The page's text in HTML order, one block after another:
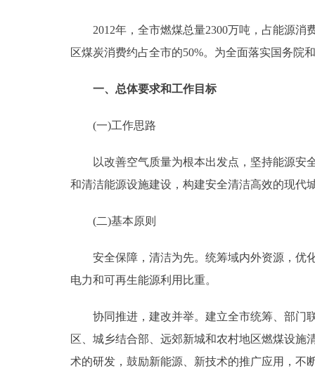
12345网上接诉即办
参与调查
走进北京
北京概况
ENGLISH
DEUTSCH
ESPAÑOL
2012年，全市燃煤总量2300万吨，占能源消费
区煤炭消费约占全市的50%。为全面落实国务院
一、总体要求和工作目标
(一)工作思路
以改善空气质量为根本出发点，坚持能源安全
和清洁能源设施建设，构建安全清洁高效的现代
(二)基本原则
安全保障，清洁为先。统筹域内外资源，优化
电力和可再生能源利用比重。
协同推进，建改并举。建立全市统筹、部门联
区、城乡结合部、远郊新城和农村地区燃煤设
术的研发，鼓励新能源、新技术的推广应用，不